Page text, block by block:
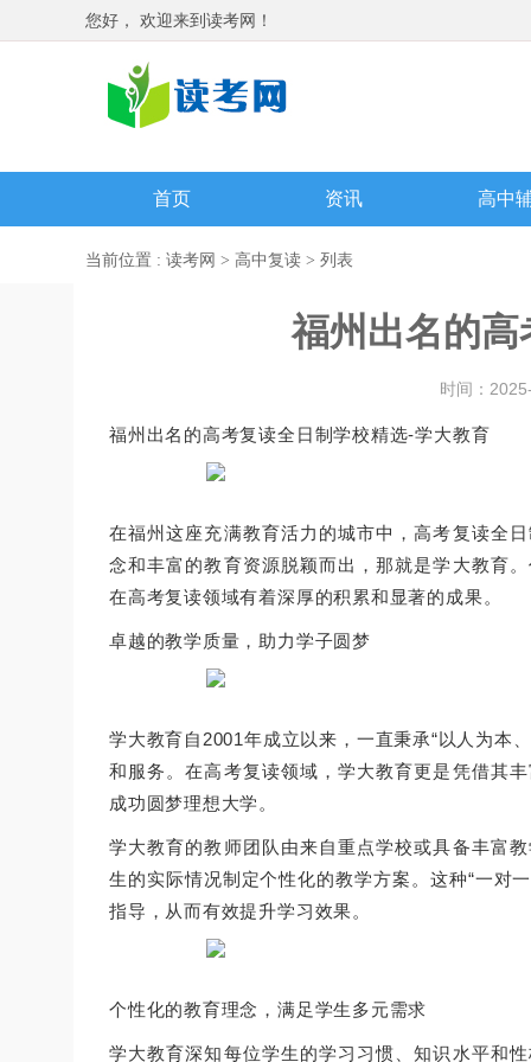
您好， 欢迎来到读考网！
首页 资讯 高中
当前位置 : 读考网 > 高中复读 > 列表
福州出名的
时间：
福州出名的高考复读全日制学校精选-学大教育
在福州这座充满教育活力的城市中，高考复读全
念和丰富的教育资源脱颖而出，那就是学大教育
在高考复读领域有着深厚的积累和显著的成果。
卓越的教学质量，助力学子圆梦
学大教育自2001年成立以来，一直秉承“以人为本
和服务。在高考复读领域，学大教育更是凭借其
成功圆梦理想大学。
学大教育的教师团队由来自重点学校或具备丰富
生的实际情况制定个性化的教学方案。这种“一对
指导，从而有效提升学习效果。
个性化的教育理念，满足学生多元需求
学大教育深知每位学生的学习习惯、知识水平和